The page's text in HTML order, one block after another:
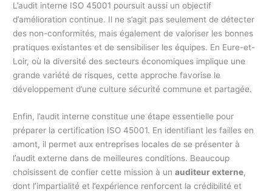
L’audit interne ISO 45001 poursuit aussi un objectif
d’amélioration continue. Il ne s’agit pas seulement de détecter
des non-conformités, mais également de valoriser les bonnes
pratiques existantes et de sensibiliser les équipes. En Eure-et-
Loir, où la diversité des secteurs économiques implique une
grande variété de risques, cette approche favorise le
développement d’une culture sécurité commune et partagée.
Enfin, l’audit interne constitue une étape essentielle pour
préparer la certification ISO 45001. En identifiant les failles en
amont, il permet aux entreprises locales de se présenter à
l’audit externe dans de meilleures conditions. Beaucoup
choisissent de confier cette mission à unauditeur externe,
dont l’impartialité et l’expérience renforcent la crédibilité et